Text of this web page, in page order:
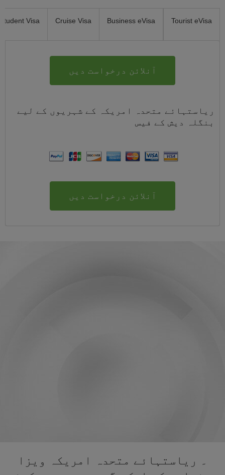
Tourist eVisa
Business eVisa
Cruise Visa
Student Visa
آنلائن درخواست دیں
ریاستہائے متحدہ امریکہ کے شہریوں کے لیے
بنگلہ دیش کے فیس
آنلائن درخواست دیں
۔ ریاستہائے متحدہ امریکہ ویزا